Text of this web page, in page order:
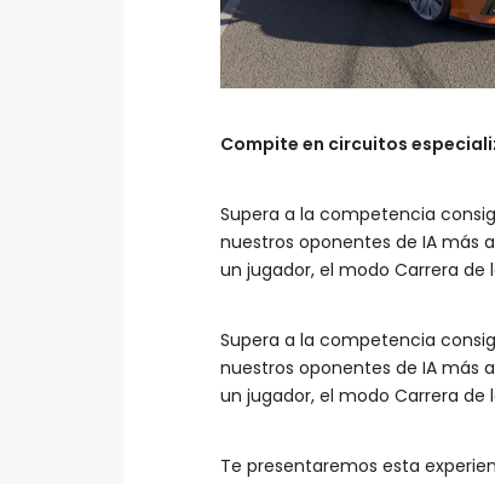
Compite en circuitos
Supera a la competencia
nuestros oponentes de IA más
un jugador, el modo Carrera de
Supera a la competencia
nuestros oponentes de IA más
un jugador, el modo Carrera de
Te presentaremos esta